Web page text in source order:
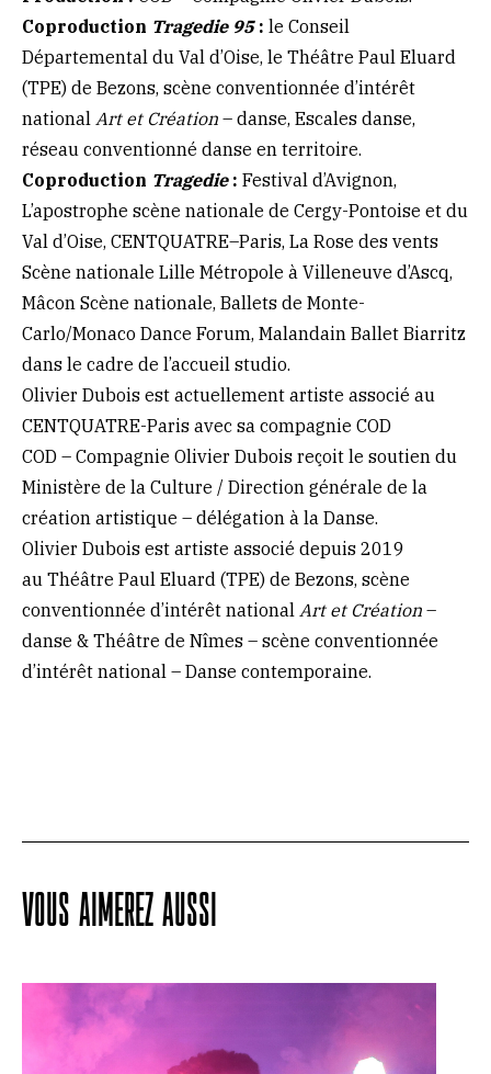
Coproduction Tragedie 95: le Conseil
Départemental du Val d’Oise, le Théâtre Paul Eluard
(TPE) de Bezons, scène conventionnée d’intérêt
national Art et Création – danse, Escales danse,
réseau conventionné danse en territoire.
Coproduction Tragedie: Festival d’Avignon,
L’apostrophe scène nationale de Cergy-Pontoise et du
Val d’Oise, CENTQUATRE–Paris, La Rose des vents
Scène nationale Lille Métropole à Villeneuve d’Ascq,
Mâcon Scène nationale, Ballets de Monte-
Carlo/Monaco Dance Forum, Malandain Ballet Biarritz
dans le cadre de l’accueil studio.
Olivier Dubois est actuellement artiste associé au
CENTQUATRE-Paris avec sa compagnie COD
COD – Compagnie Olivier Dubois reçoit le soutien du
Ministère de la Culture / Direction générale de la
création artistique – délégation à la Danse.
Olivier Dubois est artiste associé depuis 2019
au Théâtre Paul Eluard (TPE) de Bezons, scène
conventionnée d’intérêt national Art et Création –
danse & Théâtre de Nîmes – scène conventionnée
d’intérêt national – Danse contemporaine.
VOUS AIMEREZ AUSSI